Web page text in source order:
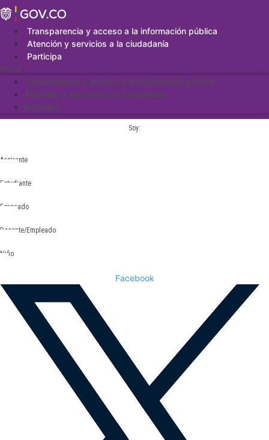
Saltar
al
contenidoTransparencia y acceso a la información pública
Atención y servicios a la ciudadanía
Participa
Menu
Transparencia y acceso a la información pública
Atención y servicios a la ciudadanía
Participa
Soy:
Aspirante
Estudiante
Egresado
Docente/Empleado
Niño
Facebook